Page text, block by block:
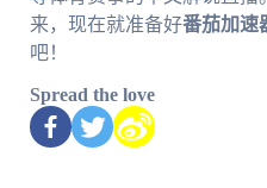
来，现在就准备好番茄加速
吧！
Spread the love